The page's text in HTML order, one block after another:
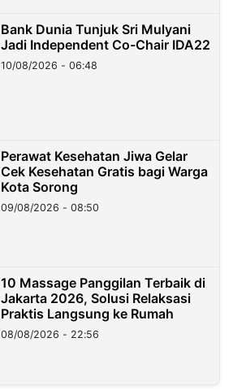
Bank Dunia Tunjuk Sri Mulyani
Jadi Independent Co-Chair IDA22
10/08/2026 - 06:48
Perawat Kesehatan Jiwa Gelar
Cek Kesehatan Gratis bagi Warga
Kota Sorong
09/08/2026 - 08:50
10 Massage Panggilan Terbaik di
Jakarta 2026, Solusi Relaksasi
Praktis Langsung ke Rumah
08/08/2026 - 22:56